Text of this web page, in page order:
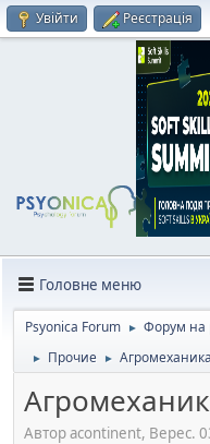
Увійти Реєстрація
Головне меню
Psyonica Forum ► Форум на
► Прочие ►
Автор acontinent, Верес.